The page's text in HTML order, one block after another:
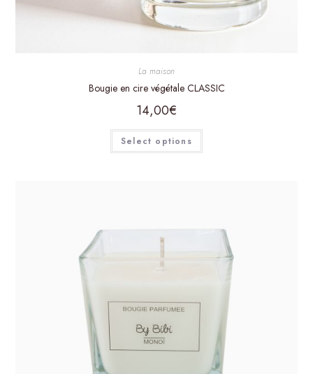
La maison
Bougie en cire végétale CLASSIC
14,00€
Select options